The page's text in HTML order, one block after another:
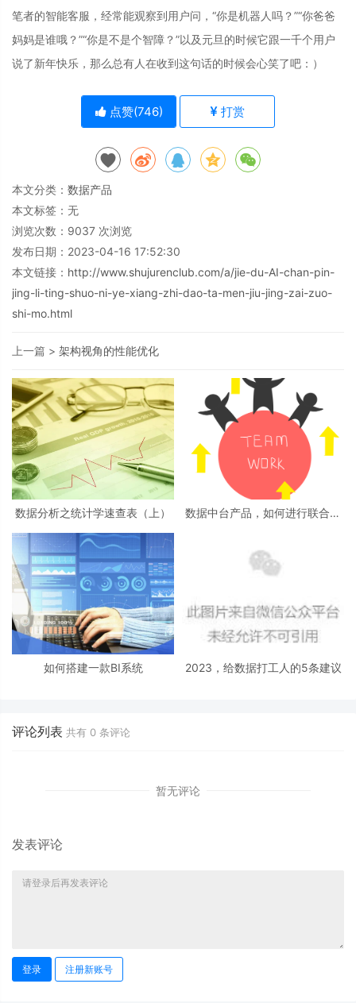
笔者的智能客服，经常能观察到用户问，“你是机器人吗？”“你爸爸
妈妈是谁哦？”“你是不是个智障？”以及元旦的时候它跟一千个用户
说了新年快乐，那么总有人在收到这句话的时候会心笑了吧：）
点赞(746) 打赏
本文分类： 数据产品
本文标签：无
浏览次数： 9037 次浏览
发布日期：2023-04-16 17:52:30
本文链接： http://www.shujurenclub.com/a/jie-du-AI-chan-pin-
jing-li-ting-shuo-ni-ye-xiang-zhi-dao-ta-men-jiu-jing-zai-zuo-
shi-mo.html
上一篇 > 架构视角的性能优化
数据分析之统计学速查表（上）
数据中台产品，如何进行联合项
如何搭建一款BI系统 2023，给数据打工人的5条建议
评论列表 共有 0 条评论
暂无评论
发表评论
登录 注册新账号